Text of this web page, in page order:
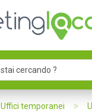
Uffici temporanei